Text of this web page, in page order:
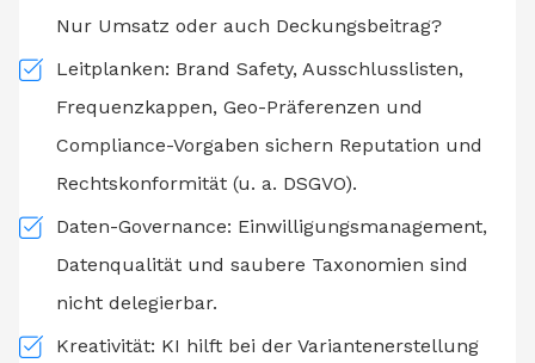
Nur Umsatz oder auch Deckungsbeitrag?
Leitplanken: Brand Safety, Ausschlusslisten,
Frequenzkappen, Geo-Präferenzen und
Compliance-Vorgaben sichern Reputation und
Rechtskonformität (u. a. DSGVO).
Daten-Governance: Einwilligungsmanagement,
Datenqualität und saubere Taxonomien sind
nicht delegierbar.
Kreativität: KI hilft bei der Variantenerstellung